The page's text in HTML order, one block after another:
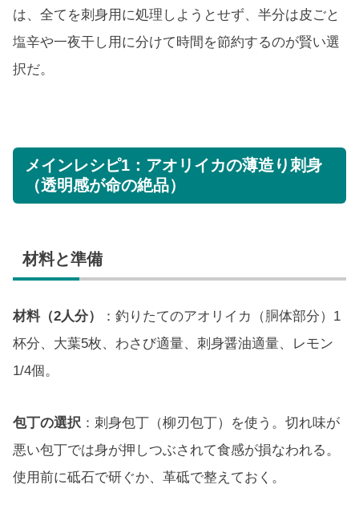
は、全てを刺身用に処理しようとせず、半分は皮ごと
塩辛や一夜干し用に分けて時間を節約するのが賢い選
択だ。
メインレシピ1：アオリイカの薄造り刺身
（透明感が命の絶品）
材料と準備
材料（2人分）
：釣りたてのアオリイカ（胴体部分）1
杯分、大葉5枚、わさび適量、刺身醤油適量、レモン
1/4個。
包丁の選択 ：刺身包丁（柳刃包丁）を使う。切れ味が
悪い包丁では身が押しつぶされて食感が損なわれる。
使用前に砥石で研ぐか、革砥で整えておく。